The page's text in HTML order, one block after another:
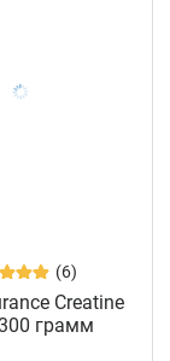
(6)
Creatine
грамм